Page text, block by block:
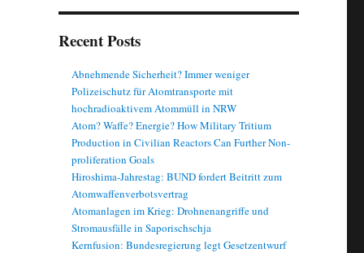
Recent Posts
Abnehmende Sicherheit? Immer weniger
Polizeischutz für Atomtransporte mit
hochradioaktivem Atommüll in NRW
Atom? Waffe? Energie? How Military Tritium
Production in Civilian Reactors Can Further Non-
proliferation Goals
Hiroshima-Jahrestag: BUND fordert Beitritt zum
Atomwaffenverbotsvertrag
Atomanlagen im Krieg: Drohnenangriffe und
Stromausfälle in Saporischschja
Kernfusion: Bundesregierung legt Gesetzentwurf